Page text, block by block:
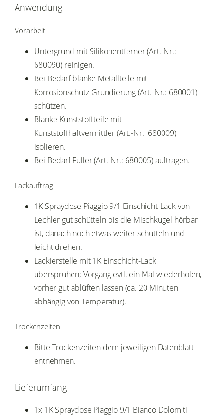
Anwendung
Vorarbeit
Untergrund mit Silikonentferner (Art.-Nr.:
680090) reinigen.
Bei Bedarf blanke Metallteile mit
Korrosionschutz-Grundierung (Art.-Nr.: 680001)
schützen.
Blanke Kunststoffteile mit
Kunststoffhaftvermittler (Art.-Nr.: 680009)
isolieren.
Bei Bedarf Füller (Art.-Nr.: 680005) auftragen.
Lackauftrag
1K Spraydose Piaggio 9/1 Einschicht-Lack von
Lechler gut schütteln bis die Mischkugel hörbar
ist, danach noch etwas weiter schütteln und
leicht drehen.
Lackierstelle mit 1K Einschicht-Lack
übersprühen; Vorgang evtl. ein Mal wiederholen,
vorher gut ablüften lassen (ca. 20 Minuten
abhängig von Temperatur).
Trockenzeiten
Bitte Trockenzeiten dem jeweiligen Datenblatt
entnehmen.
Lieferumfang
1x 1K Spraydose Piaggio 9/1 Bianco Dolomiti